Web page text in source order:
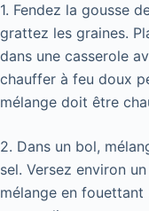
1. Fendez la gousse
grattez les graines.
dans une casserole
chauffer à feu doux
mélange doit être
2. Dans un bol,
sel. Versez environ
mélange en